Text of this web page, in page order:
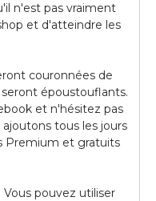
n'est pas vraiment
et d'atteindre les
couronnées de
époustouflants.
et n'hésitez pas
tous les jours
Premium et gratuits
pouvez utiliser